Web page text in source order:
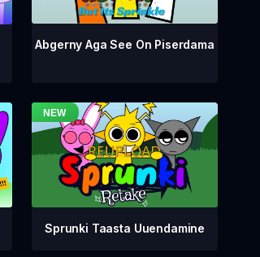
Abgerny Aga See On Piserdama
Sprunki Taasta Uuendamine